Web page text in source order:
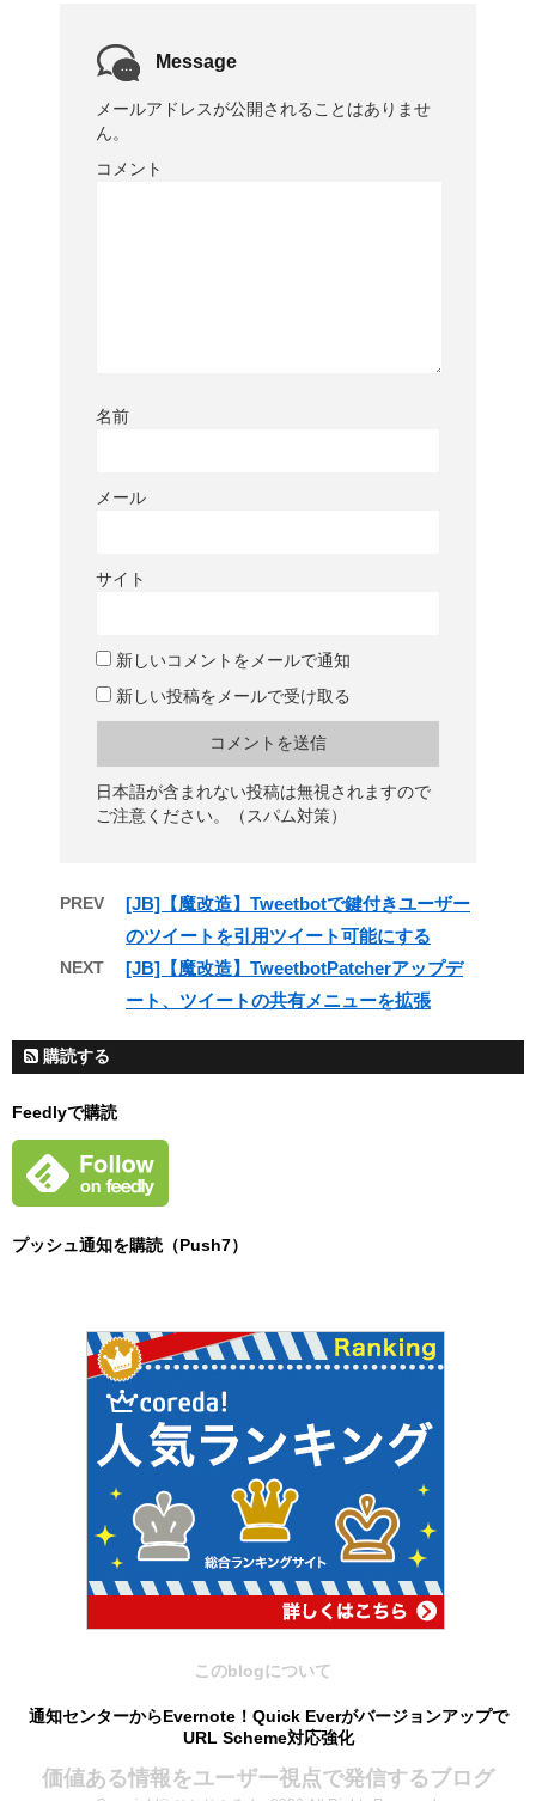
Message
メールアドレスが公開されることはありませ
ん。
コメント
名前
メール
サイト
新しいコメントをメールで通知
新しい投稿をメールで受け取る
日本語が含まれない投稿は無視されますので
ご注意ください。（スパム対策）
PREV
[JB]【魔改造】Tweetbotで鍵付きユーザー
のツイートを引用ツイート可能にする
NEXT
[JB]【魔改造】TweetbotPatcherアップデ
ート、ツイートの共有メニューを拡張
購読する
Feedlyで購読
プッシュ通知を購読（Push7）
このblogについて
通知センターからEvernote！Quick Everがバージョンアップで
URL Scheme対応強化
価値ある情報をユーザー視点で発信するブログ